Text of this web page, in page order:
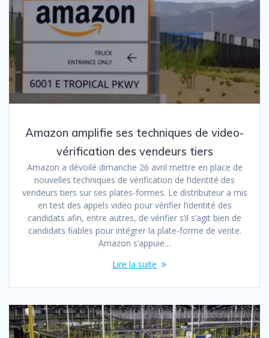
Amazon amplifie ses techniques de video-
vérification des vendeurs tiers
Amazon a dévoilé dimanche 26 avril mettre en place de
nouvelles techniques de vérification de l’identité des
vendeurs tiers sur ses plates-formes. Le distributeur a mis
en test des appels video pour vérifier l’identité des
candidats afin, entre autres, de vérifier s’il s’agit bien de
candidats fiables pour intégrer la plate-forme de vente.
Amazon s’appuie…
Lire la suite